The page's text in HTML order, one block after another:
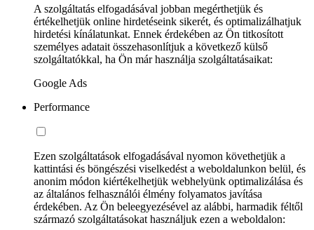
A szolgáltatás elfogadásával jobban megérthetjük és
értékelhetjük online hirdetéseink sikerét, és optimalizálhatjuk
hirdetési kínálatunkat. Ennek érdekében az Ön titkosított
személyes adatait összehasonlítjuk a következő külső
szolgáltatókkal, ha Ön már használja szolgáltatásaikat:
Google Ads
Performance
Ezen szolgáltatások elfogadásával nyomon követhetjük a
kattintási és böngészési viselkedést a weboldalunkon belül, és
anonim módon kiértékelhetjük webhelyünk optimalizálása és
az általános felhasználói élmény folyamatos javítása
érdekében. Az Ön beleegyezésével az alábbi, harmadik féltől
származó szolgáltatásokat használjuk ezen a weboldalon: